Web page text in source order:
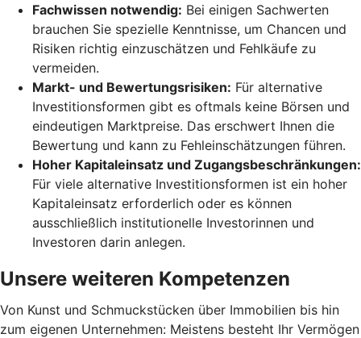
Fachwissen notwendig: Bei einigen Sachwerten
brauchen Sie spezielle Kenntnisse, um Chancen und
Risiken richtig einzuschätzen und Fehlkäufe zu
vermeiden.
Markt- und Bewertungsrisiken: Für alternative
Investitionsformen gibt es oftmals keine Börsen und
eindeutigen Marktpreise. Das erschwert Ihnen die
Bewertung und kann zu Fehleinschätzungen führen.
Hoher Kapitaleinsatz und Zugangsbeschränkungen:
Für viele alternative Investitionsformen ist ein hoher
Kapitaleinsatz erforderlich oder es können
ausschließlich institutionelle Investorinnen und
Investoren darin anlegen.
Unsere weiteren Kompetenzen
Von Kunst und Schmuckstücken über Immobilien bis hin
zum eigenen Unternehmen: Meistens besteht Ihr Vermögen